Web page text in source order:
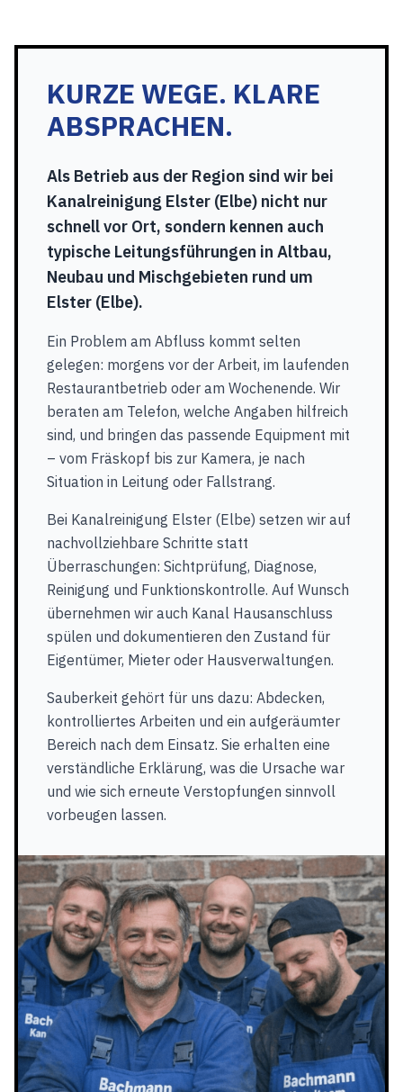
KURZE WEGE. KLARE
ABSPRACHEN.
Als Betrieb aus der Region sind wir bei
Kanalreinigung Elster (Elbe) nicht nur
schnell vor Ort, sondern kennen auch
typische Leitungsführungen in Altbau,
Neubau und Mischgebieten rund um
Elster (Elbe).
Ein Problem am Abfluss kommt selten
gelegen: morgens vor der Arbeit, im laufenden
Restaurantbetrieb oder am Wochenende. Wir
beraten am Telefon, welche Angaben hilfreich
sind, und bringen das passende Equipment mit
– vom Fräskopf bis zur Kamera, je nach
Situation in Leitung oder Fallstrang.
Bei Kanalreinigung Elster (Elbe) setzen wir auf
nachvollziehbare Schritte statt
Überraschungen: Sichtprüfung, Diagnose,
Reinigung und Funktionskontrolle. Auf Wunsch
übernehmen wir auch Kanal Hausanschluss
spülen und dokumentieren den Zustand für
Eigentümer, Mieter oder Hausverwaltungen.
Sauberkeit gehört für uns dazu: Abdecken,
kontrolliertes Arbeiten und ein aufgeräumter
Bereich nach dem Einsatz. Sie erhalten eine
verständliche Erklärung, was die Ursache war
und wie sich erneute Verstopfungen sinnvoll
vorbeugen lassen.